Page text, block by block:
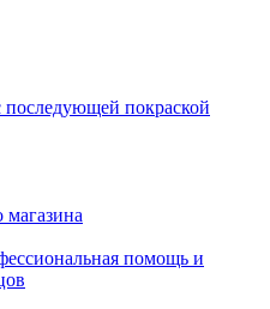
последующей покраской
помощь и